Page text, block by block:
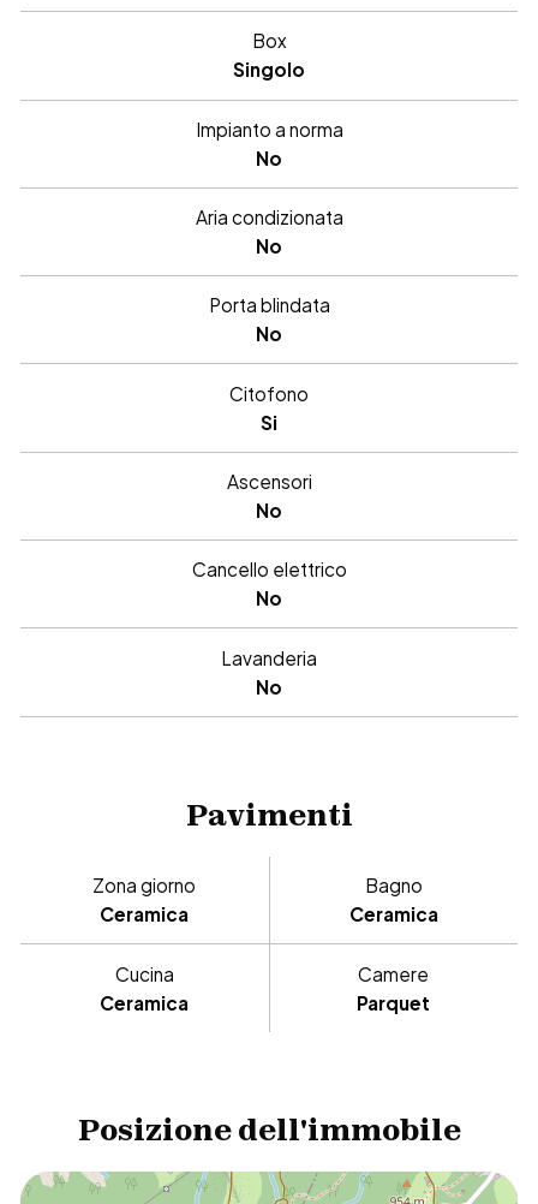
Box
Singolo
Impianto a norma
No
Aria condizionata
No
Porta blindata
No
Citofono
Si
Ascensori
No
Cancello elettrico
No
Lavanderia
No
Pavimenti
Zona giorno
Ceramica
Bagno
Ceramica
Cucina
Ceramica
Camere
Parquet
Posizione dell'immobile